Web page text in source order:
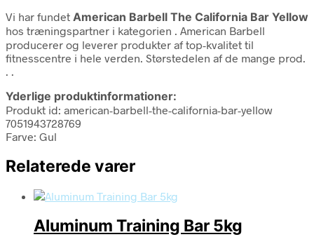
Vi har fundet American Barbell The California Bar Yellow
hos træningspartner i kategorien . American Barbell
producerer og leverer produkter af top-kvalitet til
fitnesscentre i hele verden. Størstedelen af de mange prod.
. .
Yderlige produktinformationer:
Produkt id: american-barbell-the-california-bar-yellow
7051943728769
Farve: Gul
Relaterede varer
Aluminum Training Bar 5kg